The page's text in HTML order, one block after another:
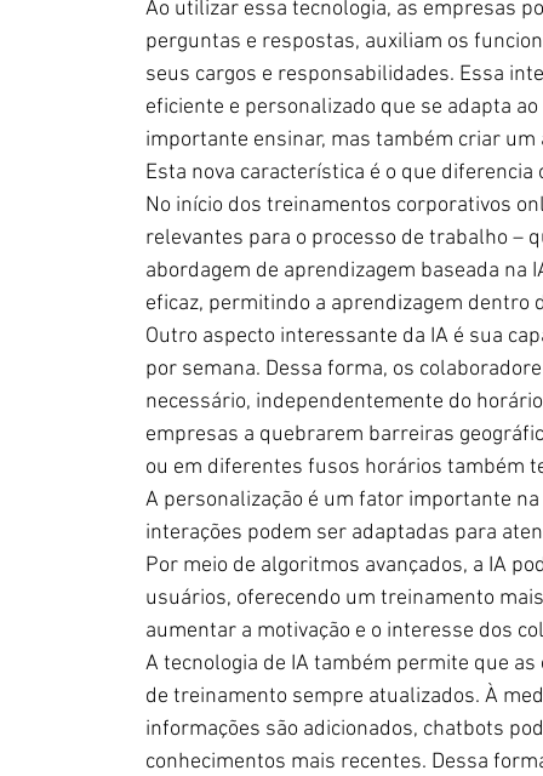
Ao utilizar essa tecnologia, as empresas
perguntas e respostas, auxiliam os
seus cargos e responsabilidades. Essa
eficiente e personalizado que se adapta
importante ensinar, mas também criar
Esta nova característica é o que
No início dos treinamentos corporativos
relevantes para o processo de trabalho –
abordagem de aprendizagem baseada
eficaz, permitindo a aprendizagem dentro
Outro aspecto interessante da IA é sua
por semana. Dessa forma, os
necessário, independentemente do
empresas a quebrarem barreiras
ou em diferentes fusos horários também
A personalização é um fator importante
interações podem ser adaptadas para
Por meio de algoritmos avançados, a IA
usuários, oferecendo um treinamento
aumentar a motivação e o interesse dos
A tecnologia de IA também permite que
de treinamento sempre atualizados. À
informações são adicionados, chatbots
conhecimentos mais recentes. Dessa